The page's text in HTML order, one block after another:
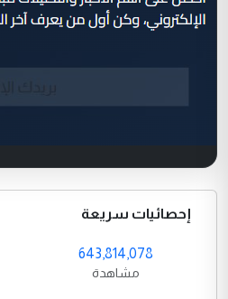
إحصائيات سريعة
643,814,078
مشاهدة